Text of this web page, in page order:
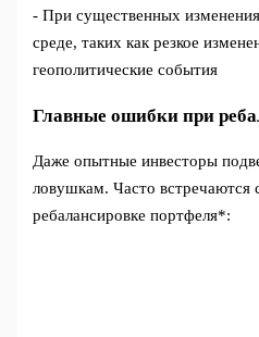
- При существенных
среде, таких как резкое
геополитические события
Главные ошибки при
Даже опытные инвесторы
ловушкам. Часто
ребалансировке портфеля*: